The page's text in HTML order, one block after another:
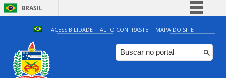
BRASIL
Simplifique!
Comunica BR
Participe
ACESSIBILIDADE ALTO CONTRASTE MAPA DO SITE